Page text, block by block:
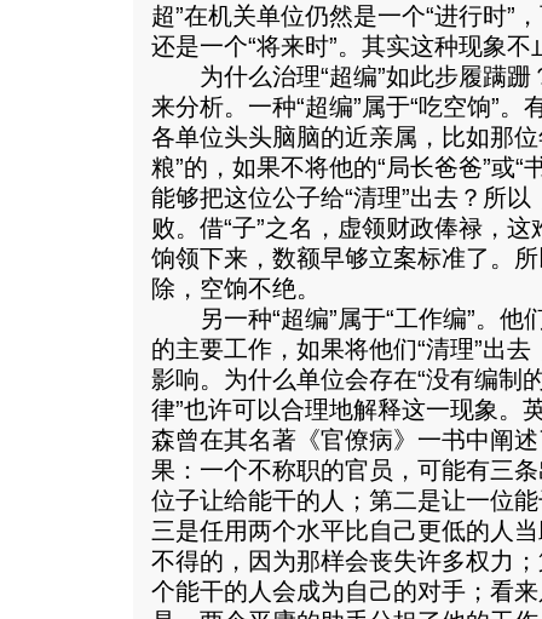
超”在机关单位仍然是一个“进行时”
还是一个“将来时”。其实这种现象
为什么治理“超编”如此步履蹒跚
来分析。一种“超编”属于“吃空饷”。
各单位头头脑脑的近亲属，比如那
粮”的，如果不将他的“局长爸爸”或“
能够把这位公子给“清理”出去？所以
败。借“子”之名，虚领财政俸禄，
饷领下来，数额早够立案标准了。
除，空饷不绝。
另一种“超编”属于“工作编”。他
的主要工作，如果将他们“清理”出
影响。为什么单位会存在“没有编制
律”也许可以合理地解释这一现象。
森曾在其名著《官僚病》一书中阐
果：一个不称职的官员，可能有三
位子让给能干的人；第二是让一位
三是任用两个水平比自己更低的人
不得的，因为那样会丧失许多权力
个能干的人会成为自己的对手；看